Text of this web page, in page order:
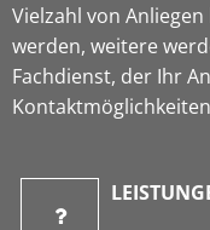
Vielzahl von
werden, weitere
Fachdienst, der Ihr